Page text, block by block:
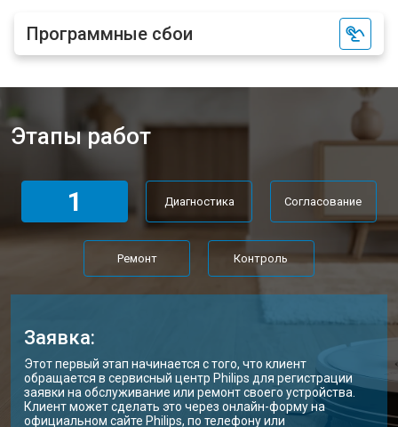
Программные сбои
Этапы работ
1 Диагностика Согласование
Ремонт Контроль
Заявка:
Этот первый этап начинается с того, что клиент
обращается в сервисный центр Philips для регистрации
заявки на обслуживание или ремонт своего устройства.
Клиент может сделать это через онлайн-форму на
официальном сайте Philips, по телефону или